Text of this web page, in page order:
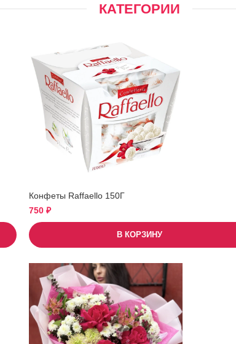
КАТЕГОРИИ
Конфеты Raffaello 150Г
750 ₽
В КОРЗИНУ